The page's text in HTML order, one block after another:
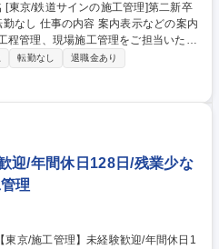
などの案内
程管理、現場施工管理をご担当いただ
とができるよう、現場に出向いて協力
期・品質管理：図面
ェック ・予算管理・発注：見積査定、
督：安全衛生、作業指示、顧客検査・
したパイオニアです。 募集職種
卒歓迎/フルフレックス/年休124日/転
転勤なし
退職金あり
迎/年間休日128日/残業少な
理